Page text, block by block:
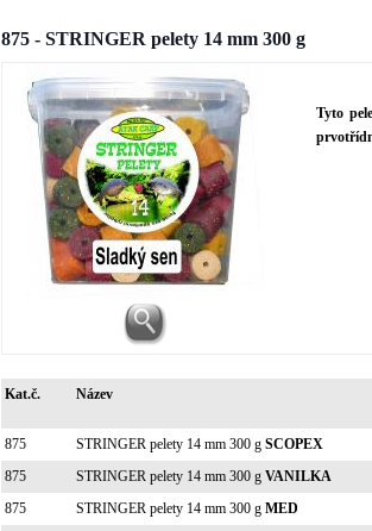
875 - STRINGER pelety 14 mm 300 g
Tyto
Kat.č. Název
875 STRINGER pelety 14 mm 300 g SCOPEX
875
STRINGER pelety 14 mm 300 g VANILKA
875
STRINGER pelety 14 mm 300 g MED